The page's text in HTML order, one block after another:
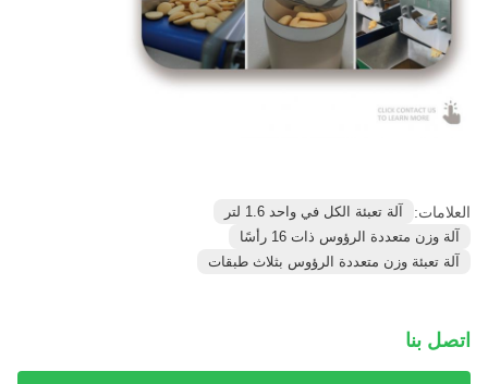
العلامات:
آلة تعبئة الكل في واحد 1.6 لتر
آلة وزن متعددة الرؤوس ذات 16 رأسًا
آلة تعبئة وزن متعددة الرؤوس بثلاث طبقات
اتصل بنا